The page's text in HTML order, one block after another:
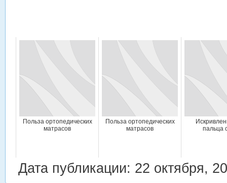
Польза ортопедических
матрасов
Польза ортопедических
матрасов
пальца
Дата публикации: 22 октября,